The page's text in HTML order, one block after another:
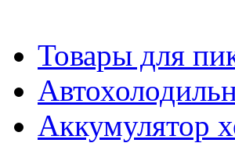
Товары для
Аккумулятор